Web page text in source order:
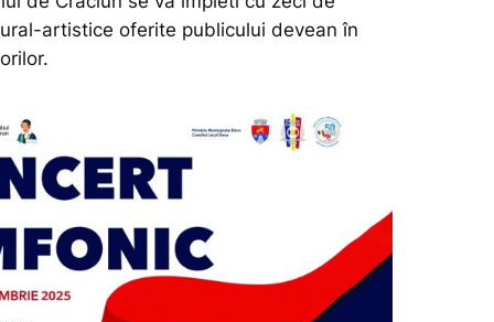
artistice oferite publicului devean în